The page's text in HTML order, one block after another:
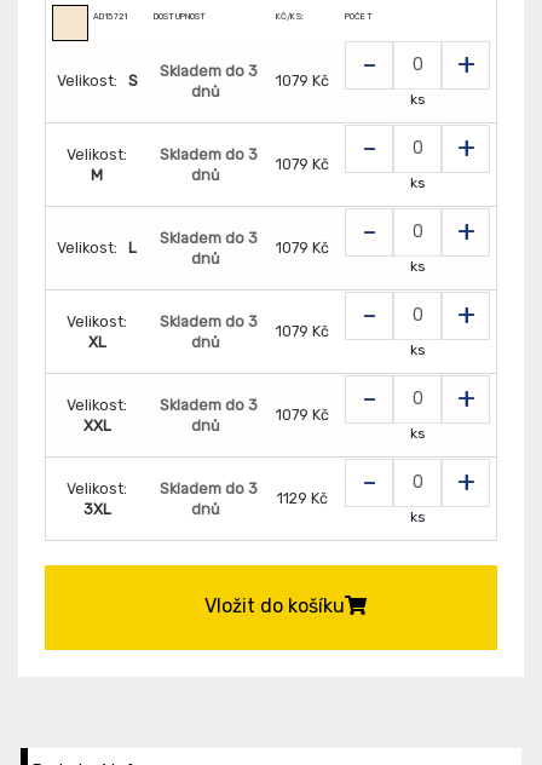
AD15721 DOSTUPNOST KČ/KS: POČET
Velikost: S
Skladem do 3
dnů
1079 Kč - +
ks
Velikost:
M
Skladem do 3
dnů
1079 Kč - +
ks
Velikost: L
Skladem do 3
dnů
1079 Kč - +
ks
Velikost:
XL
Skladem do 3
dnů
1079 Kč - +
ks
Velikost:
XXL
Skladem do 3
dnů
1079 Kč - +
ks
Velikost:
3XL
Skladem do 3
dnů
1129 Kč - +
ks
Vložit do košíku